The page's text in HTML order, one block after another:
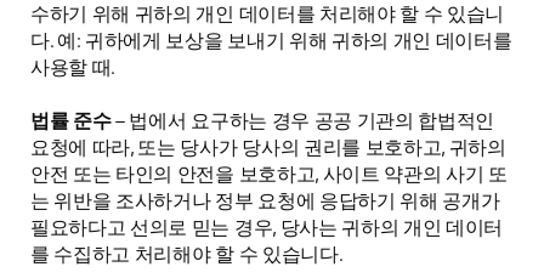
수하기 위해 귀하의 개인 데이터를 처리해야 할 수 있습니
다. 예: 귀하에게 보상을 보내기 위해 귀하의 개인 데이터를
사용할 때.
법률 준수– 법에서 요구하는 경우 공공 기관의 합법적인
요청에 따라, 또는 당사가 당사의 권리를 보호하고, 귀하의
안전 또는 타인의 안전을 보호하고, 사이트 약관의 사기 또
는 위반을 조사하거나 정부 요청에 응답하기 위해 공개가
필요하다고 선의로 믿는 경우, 당사는 귀하의 개인 데이터
를 수집하고 처리해야 할 수 있습니다.